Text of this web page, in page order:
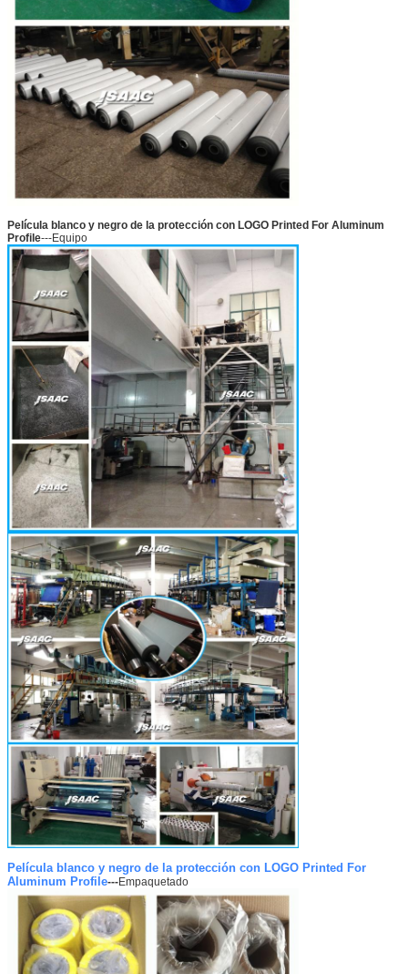
Película blanco y negro de la protección con LOGO Printed For Aluminum
Profile---Equipo
Película blanco y negro de la protección con LOGO Printed For
Aluminum Profile---Empaquetado